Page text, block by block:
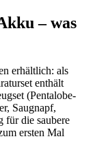
– was
erhältlich: als
enthält
(Pentalobe-
Saugnapf,
für die saubere
ersten Mal